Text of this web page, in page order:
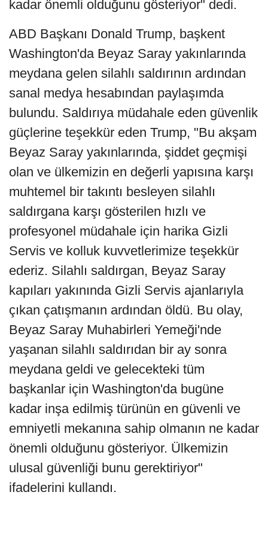
kadar önemli olduğunu gösteriyor" dedi.
ABD Başkanı Donald Trump, başkent
Washington'da Beyaz Saray yakınlarında
meydana gelen silahlı saldırının ardından
sanal medya hesabından paylaşımda
bulundu. Saldırıya müdahale eden güvenlik
güçlerine teşekkür eden Trump, "Bu akşam
Beyaz Saray yakınlarında, şiddet geçmişi
olan ve ülkemizin en değerli yapısına karşı
muhtemel bir takıntı besleyen silahlı
saldırgana karşı gösterilen hızlı ve
profesyonel müdahale için harika Gizli
Servis ve kolluk kuvvetlerimize teşekkür
ederiz. Silahlı saldırgan, Beyaz Saray
kapıları yakınında Gizli Servis ajanlarıyla
çıkan çatışmanın ardından öldü. Bu olay,
Beyaz Saray Muhabirleri Yemeği'nde
yaşanan silahlı saldırıdan bir ay sonra
meydana geldi ve gelecekteki tüm
başkanlar için Washington'da bugüne
kadar inşa edilmiş türünün en güvenli ve
emniyetli mekanına sahip olmanın ne kadar
önemli olduğunu gösteriyor. Ülkemizin
ulusal güvenliği bunu gerektiriyor"
ifadelerini kullandı.